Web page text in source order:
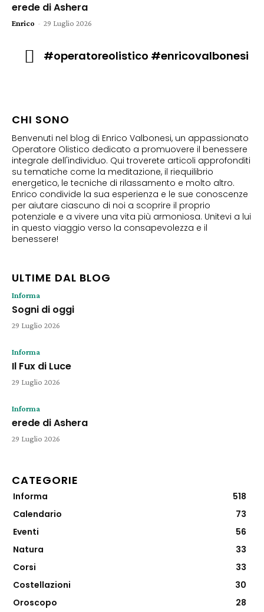
erede di Ashera
Enrico - 29 Luglio 2026
#operatoreolistico #enricovalbonesi
CHI SONO
Benvenuti nel blog di Enrico Valbonesi, un appassionato
Operatore Olistico dedicato a promuovere il benessere
integrale dell'individuo. Qui troverete articoli approfonditi
su tematiche come la meditazione, il riequilibrio
energetico, le tecniche di rilassamento e molto altro.
Enrico condivide la sua esperienza e le sue conoscenze
per aiutare ciascuno di noi a scoprire il proprio
potenziale e a vivere una vita più armoniosa. Unitevi a lui
in questo viaggio verso la consapevolezza e il
benessere!
ULTIME DAL BLOG
Informa
Sogni di oggi
29 Luglio 2026
Informa
Il Fux di Luce
29 Luglio 2026
Informa
erede di Ashera
29 Luglio 2026
CATEGORIE
Informa
518
Calendario
73
Eventi
56
Natura
33
Corsi
33
Costellazioni
30
Oroscopo
28